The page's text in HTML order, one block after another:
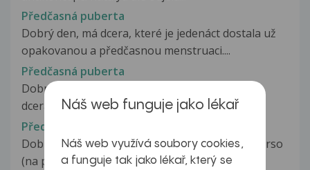
Předčasná puberta
Dobrý den, má dcera, které je jedenáct dostala už
opakovanou a předčasnou menstruaci....
Předčasná puberta
Dobrý den, chci se zeptat, jestli je normální, že
dcera, které je 5 let,je ochlupená...
Předčasná puberta
Dobrý den, mojí 8-leté dceři začíná růst jedno prso
(na pohled zvětšená bradavka...
Náš web funguje jako lékař
Náš web využívá soubory cookies,
a funguje tak jako lékař, který se